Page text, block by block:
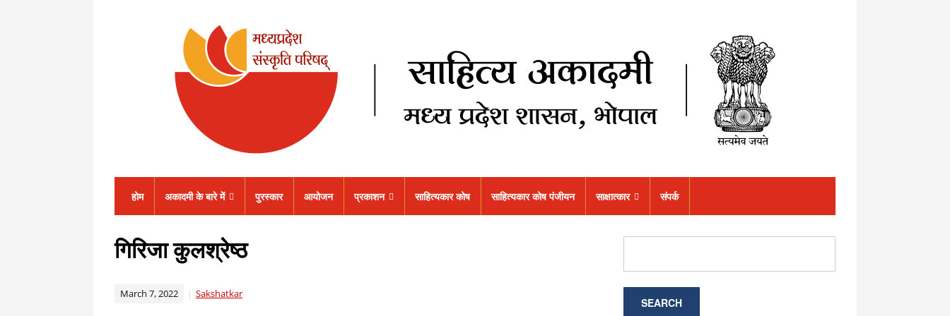
होम अकादमी के बारे में पुरस्कार आयोजन प्रकाशन साहित्यकार कोष साहित्यकार कोष पंजीयन साक्षात्कार संपर्क
गिरिजा कुलश्रेष्ठ
March 7, 2022 Sakshatkar